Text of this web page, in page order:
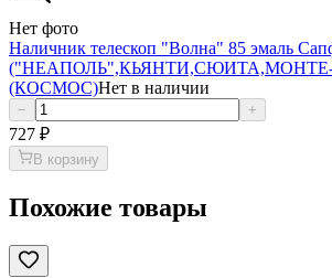
Нет фото
Наличник телескоп "Волна" 85 эмаль
(КОСМОС)Нет в наличии
− +
727 ₽
В корзину
Похожие товары